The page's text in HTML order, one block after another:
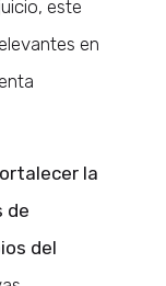
este
en
la
de
del